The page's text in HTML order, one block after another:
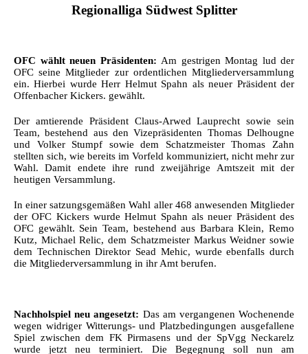
Regionalliga Südwest Splitter
OFC wählt neuen Präsidenten: Am gestrigen Montag lud der
OFC seine Mitglieder zur ordentlichen Mitgliederversammlung
ein. Hierbei wurde Herr Helmut Spahn als neuer Präsident der
Offenbacher Kickers. gewählt.
Der amtierende Präsident Claus-Arwed Lauprecht sowie sein
Team, bestehend aus den Vizepräsidenten Thomas Delhougne
und Volker Stumpf sowie dem Schatzmeister Thomas Zahn
stellten sich, wie bereits im Vorfeld kommuniziert, nicht mehr zur
Wahl. Damit endete ihre rund zweijährige Amtszeit mit der
heutigen Versammlung.
In einer satzungsgemäßen Wahl aller 468 anwesenden Mitglieder
der OFC Kickers wurde Helmut Spahn als neuer Präsident des
OFC gewählt. Sein Team, bestehend aus Barbara Klein, Remo
Kutz, Michael Relic, dem Schatzmeister Markus Weidner sowie
dem Technischen Direktor Sead Mehic, wurde ebenfalls durch
die Mitgliederversammlung in ihr Amt berufen.
Nachholspiel neu angesetzt: Das am vergangenen Wochenende
wegen widriger Witterungs- und Platzbedingungen ausgefallene
Spiel zwischen dem FK Pirmasens und der SpVgg Neckarelz
wurde jetzt neu terminiert. Die Begegnung soll nun am